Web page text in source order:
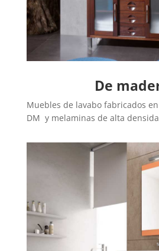
De
Muebles de lavabo fabricados
DM y melaminas de alta